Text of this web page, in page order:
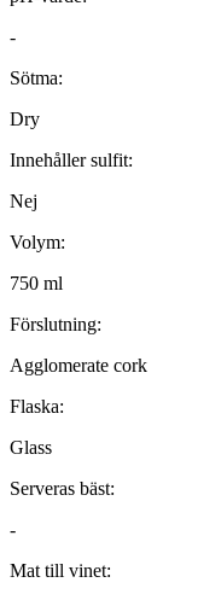
-
Sötma:
Dry
Innehåller sulfit:
Nej
Volym:
750 ml
Förslutning:
Agglomerate cork
Flaska:
Glass
Serveras bäst:
-
Mat till vinet: